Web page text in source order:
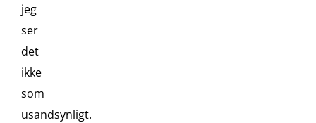
jeg
ser
det
ikke
som
usandsynligt.